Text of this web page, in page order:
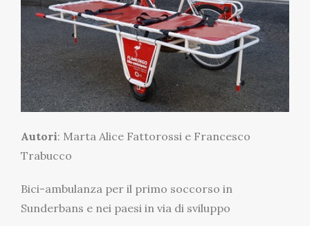
Autori: Marta Alice Fattorossi e Francesco
Trabucco
Bici-ambulanza per il primo soccorso in
Sunderbans e nei paesi in via di sviluppo